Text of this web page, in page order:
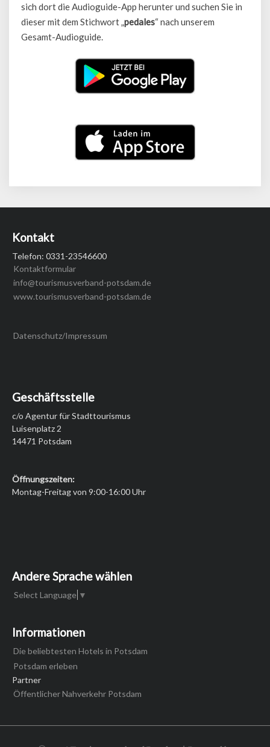
sich dort die Audioguide-App herunter und suchen Sie in
dieser mit dem Stichwort „ pedales“ nach unserem
Gesamt-Audioguide.
Kontakt
Telefon: 0331-23546600
Kontaktformular
info@tourismusverband-potsdam.de
www.tourismusverband-potsdam.de
Datenschutz/Impressum
Geschäftsstelle
c/o Agentur für Stadttourismus
Luisenplatz 2
14471 Potsdam
Öffnungszeiten:
Montag-Freitag von 9:00-16:00 Uhr
Andere Sprache wählen
Select Language ▼
Informationen
Die beliebtesten Hotels in Potsdam
Potsdam erleben
Partner
Öffentlicher Nahverkehr Potsdam